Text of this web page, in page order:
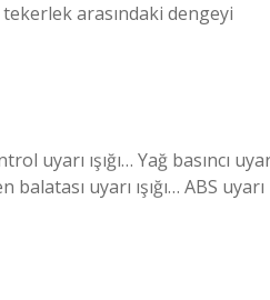
arasındaki dengeyi
uyarı ışığı… Yağ basıncı
balatası uyarı ışığı… ABS uyarı